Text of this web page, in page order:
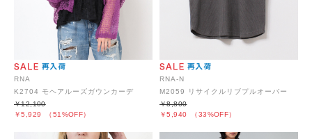
RNA
K2704 モヘアルーズガウンカーデ
￥5,929 （51%OFF）
￥12,100
RNA-N
M2059 リサイクルリブプルオーバー
￥5,940 （33%OFF）
￥8,800